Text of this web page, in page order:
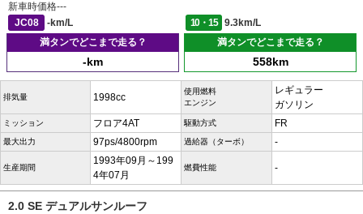
新車時価格---
JC08
-km/L 10・15
9.3km/L
満タンでどこまで走る？
-km
満タンでどこまで走る？
558km
排気量 1998cc
使用燃料
エンジン
レギュラー
ガソリン
ミッション フロア4AT 駆動方式 FR
最大出力 97ps/4800rpm 過給器（ターボ） -
生産期間
1993年09月～199
4年07月
燃費性能 -
2.0 SE デュアルサンルーフ